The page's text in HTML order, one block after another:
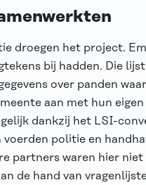
droegen het project.
bij hadden. Die
over panden
aan met hun
dankzij het LSI-
voerden politie en
partners waren hier niet
de hand van